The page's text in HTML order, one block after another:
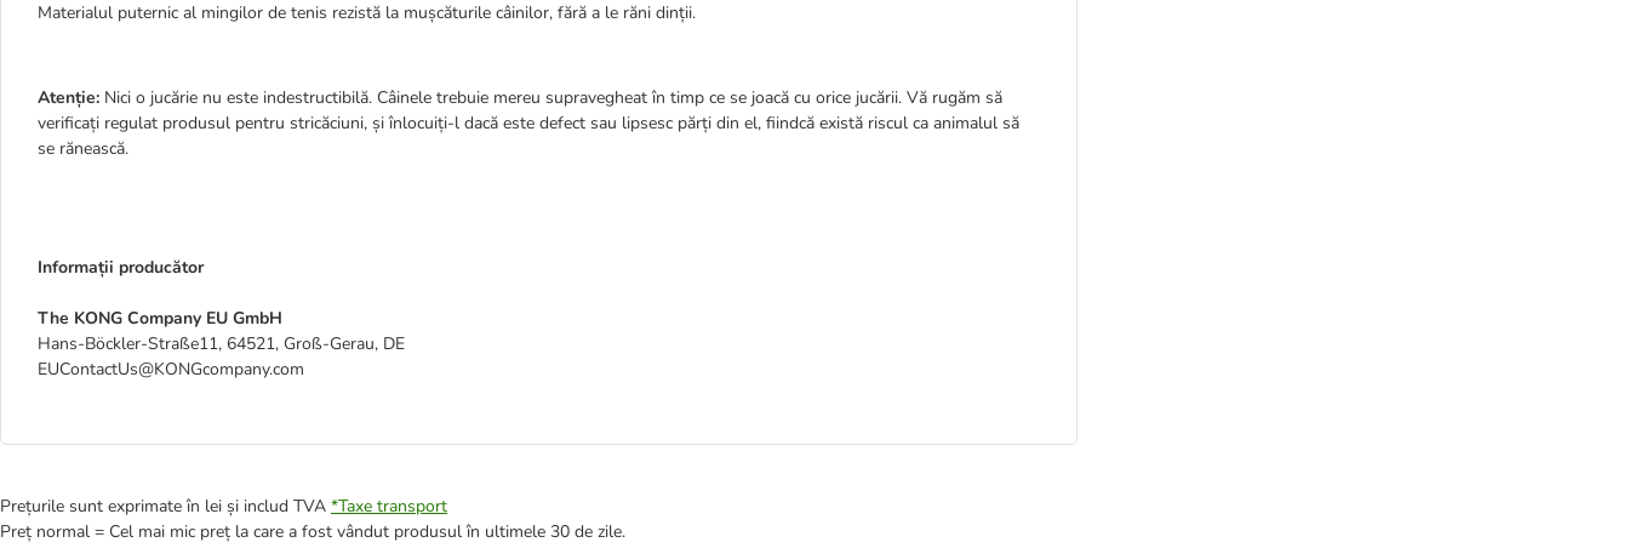
Materialul puternic al mingilor de tenis rezistă la mușcăturile câinilor, fără a le răni dinții.
Atenție: Nici o jucărie nu este indestructibilă. Câinele trebuie mereu supravegheat în timp ce se joacă cu orice jucării. Vă rugăm să
verificați regulat produsul pentru stricăciuni, și înlocuiți-l dacă este defect sau lipsesc părți din el, fiindcă există riscul ca animalul să
se rănească.
Informații producător
The KONG Company EU GmbH
Hans-Böckler-Straße11, 64521, Groß-Gerau, DE
EUContactUs@KONGcompany.com
Prețurile sunt exprimate în lei și includ TVA *Taxe transport
Preț normal = Cel mai mic preț la care a fost vândut produsul în ultimele 30 de zile.